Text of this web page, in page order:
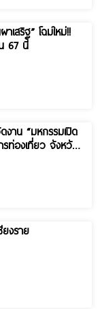
เสริฐ” โฉมใหม่!!
67 นี้
าน “มหกรรมเปิด
ท่องเที่ยว จังหวัด
ศจรรย์
ราย”
งราย